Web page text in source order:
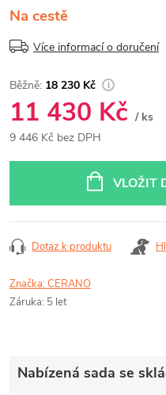
Na cestě
Více informací o doručení
18 230 Kč
11 430 Kč / ks
9 446 Kč bez DPH
VLOŽIT
Dotaz k produktu
Značka:CERANO
Záruka: 5 let
Nabízená sada se